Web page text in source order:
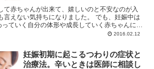
ていく自分の体形や成長していく赤ちゃんに
2016.02.12
妊娠初期に起こるつわりの症状と
治療法。辛いときは医師に相談し